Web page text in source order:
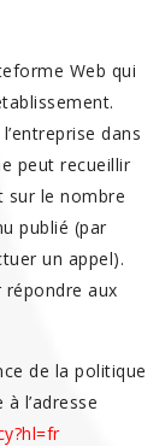
Web qui
dans
peut recueillir
sur le nombre
publié (par
un appel).
aux
de la politique
l’adresse